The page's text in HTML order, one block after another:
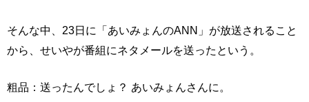
そんな中、23日に「あいみょんのANN」が放送されること
から、せいやが番組にネタメールを送ったという。
粗品：送ったんでしょ？ あいみょんさんに。